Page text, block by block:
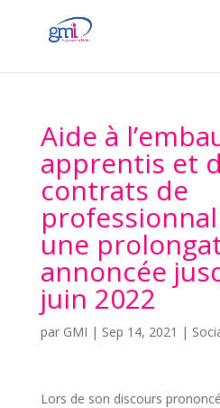
Aide à
apprentis et
contrats de
une
annoncée
juin 2022
par GMI | Sep 14, 2021 |
Lors de son discours